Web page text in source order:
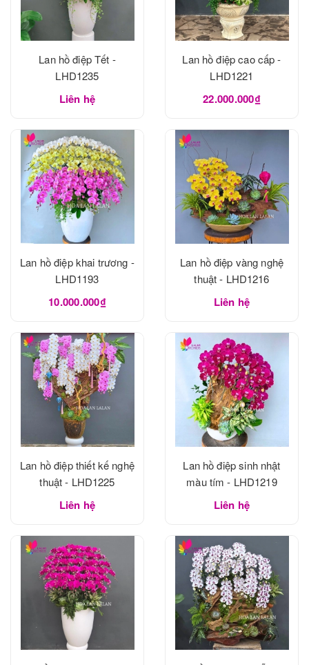
Lan hồ điệp Tết -
LHD1235
Liên hệ
Lan hồ điệp cao cấp -
LHD1221
22.000.000₫
Lan hồ điệp khai trương -
LHD1193
10.000.000₫
Lan hồ điệp vàng nghệ
thuật - LHD1216
Liên hệ
Lan hồ điệp thiết kế nghệ
thuật - LHD1225
Liên hệ
Lan hồ điệp sinh nhật
màu tím - LHD1219
Liên hệ